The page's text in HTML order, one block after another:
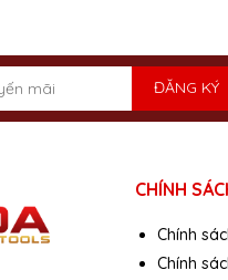
ĐĂNG KÝ
CHÍNH
Chính
Chính